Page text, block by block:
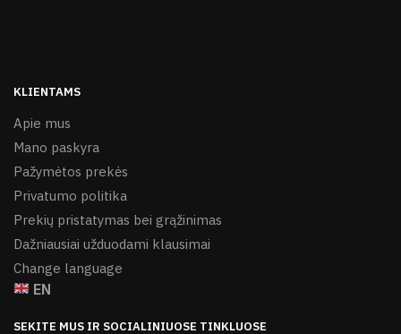
KLIENTAMS
Apie mus
Mano paskyra
Pažymėtos prekės
Privatumo politika
Prekių pristatymas bei grąžinimas
Dažniausiai užduodami klausimai
Change language
EN
SEKITE MUS IR SOCIALINIUOSE TINKLUOSE